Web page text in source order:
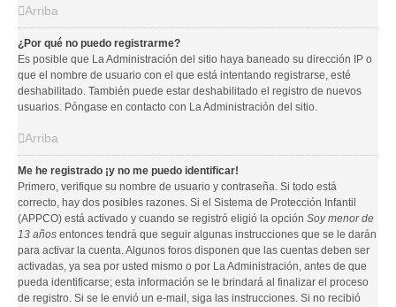
Arriba
¿Por qué no puedo registrarme?
Es posible que La Administración del sitio haya baneado su dirección IP o
que el nombre de usuario con el que está intentando registrarse, esté
deshabilitado. También puede estar deshabilitado el registro de nuevos
usuarios. Póngase en contacto con La Administración del sitio.
Arriba
Me he registrado ¡y no me puedo identificar!
Primero, verifique su nombre de usuario y contraseña. Si todo está
correcto, hay dos posibles razones. Si el Sistema de Protección Infantil
(APPCO) está activado y cuando se registró eligió la opción Soy menor de
13 años entonces tendrá que seguir algunas instrucciones que se le darán
para activar la cuenta. Algunos foros disponen que las cuentas deben ser
activadas, ya sea por usted mismo o por La Administración, antes de que
pueda identificarse; esta información se le brindará al finalizar el proceso
de registro. Si se le envió un e-mail, siga las instrucciones. Si no recibió